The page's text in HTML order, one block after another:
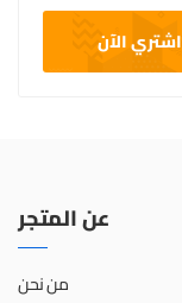
اشتري الآن
عن المتجر
من نحن